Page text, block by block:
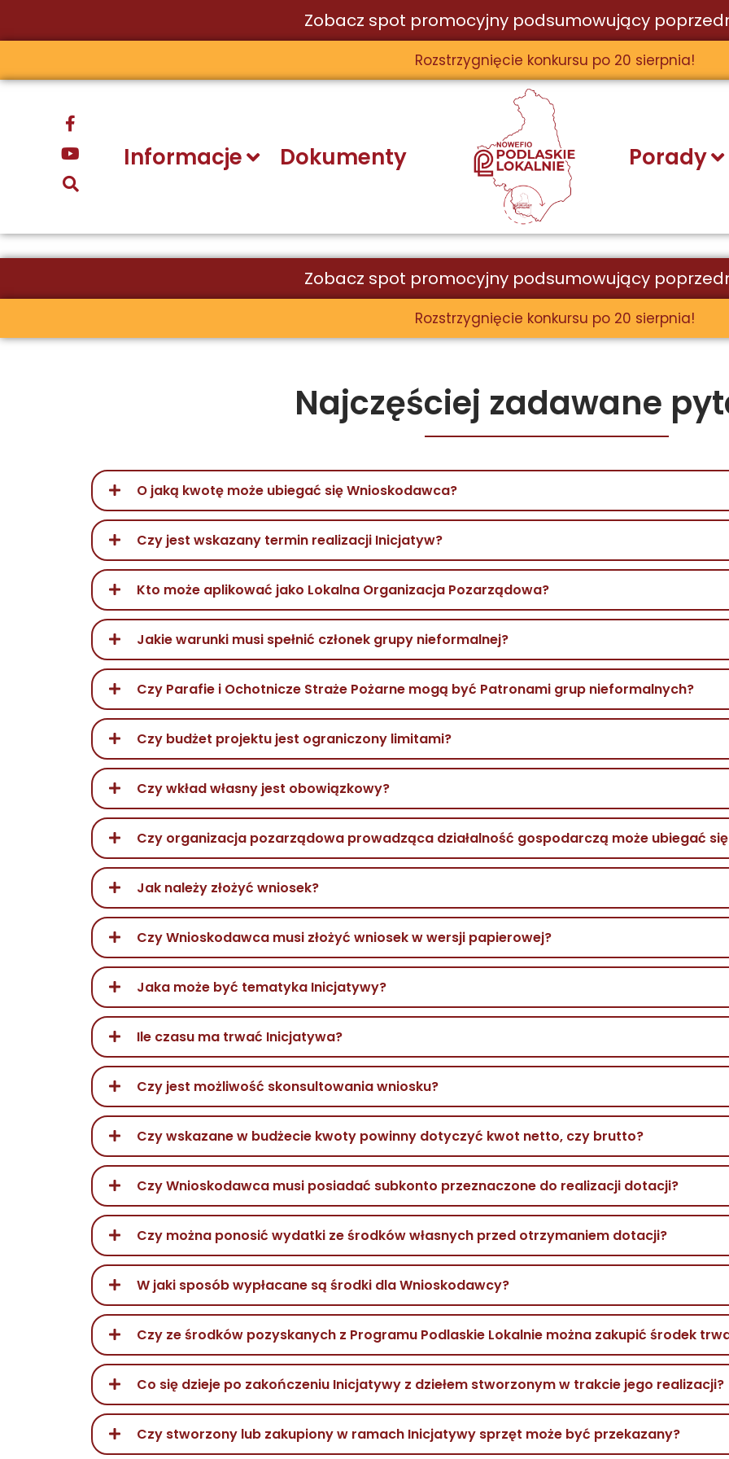
Przejdź
Zobacz spot promocyjny podsumowujący
Rozstrzygnięcie konkursu po 20 sierpnia!
Informacje Dokumenty Porady
Zobacz spot promocyjny podsumowujący
Rozstrzygnięcie konkursu po 20 sierpnia!
Najczęściej zadawane
O jaką kwotę może ubiegać się Wnioskodawca?
Czy jest wskazany termin realizacji Inicjatyw?
Kto może aplikować jako Lokalna Organizacja Pozarządowa?
Jakie warunki musi spełnić członek grupy nieformalnej?
Czy Parafie i Ochotnicze Straże Pożarne mogą być Patronami grup nieformalnych?
Czy budżet projektu jest ograniczony limitami?
Czy wkład własny jest obowiązkowy?
Czy organizacja pozarządowa prowadząca działalność gospodarczą może ubiegać
Jak należy złożyć wniosek?
Czy Wnioskodawca musi złożyć wniosek w wersji papierowej?
Jaka może być tematyka Inicjatywy?
Ile czasu ma trwać Inicjatywa?
Czy jest możliwość skonsultowania wniosku?
Czy wskazane w budżecie kwoty powinny dotyczyć kwot netto, czy brutto?
Czy Wnioskodawca musi posiadać subkonto przeznaczone do realizacji dotacji?
Czy można ponosić wydatki ze środków własnych przed otrzymaniem dotacji?
W jaki sposób wypłacane są środki dla Wnioskodawcy?
Czy ze środków pozyskanych z Programu Podlaskie Lokalnie można zakupić środek
Co się dzieje po zakończeniu Inicjatywy z dziełem stworzonym w trakcie jego realizacji?
Czy stworzony lub zakupiony w ramach Inicjatywy sprzęt może być przekazany?